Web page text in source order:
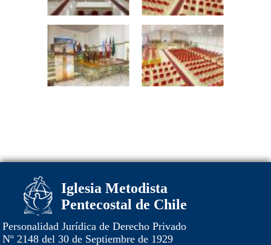
Iglesia Metodista
Pentecostal de Chile
Personalidad Jurídica de Derecho Privado
Nº 2148 del 30 de Septiembre de 1929